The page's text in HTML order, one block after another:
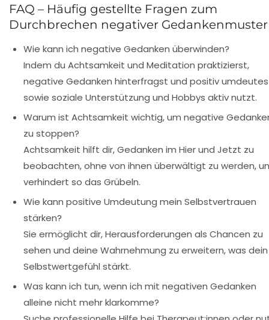
FAQ – Häufig gestellte Fragen zum
Durchbrechen negativer Gedankenmuster
Wie kann ich negative Gedanken überwinden?
Indem du Achtsamkeit und Meditation praktizierst,
negative Gedanken hinterfragst und positiv
sowie soziale Unterstützung und Hobbys aktiv nutzt.
Warum ist Achtsamkeit wichtig, um negative
zu stoppen?
Achtsamkeit hilft dir, Gedanken im Hier und Jetzt zu
beobachten, ohne von ihnen überwältigt zu werden,
verhindert so das Grübeln.
Wie kann positive Umdeutung mein Selbstvertrauen
stärken?
Sie ermöglicht dir, Herausforderungen als Chancen zu
sehen und deine Wahrnehmung zu erweitern, was dein
Selbstwertgefühl stärkt.
Was kann ich tun, wenn ich mit negativen Gedanken
alleine nicht mehr klarkomme?